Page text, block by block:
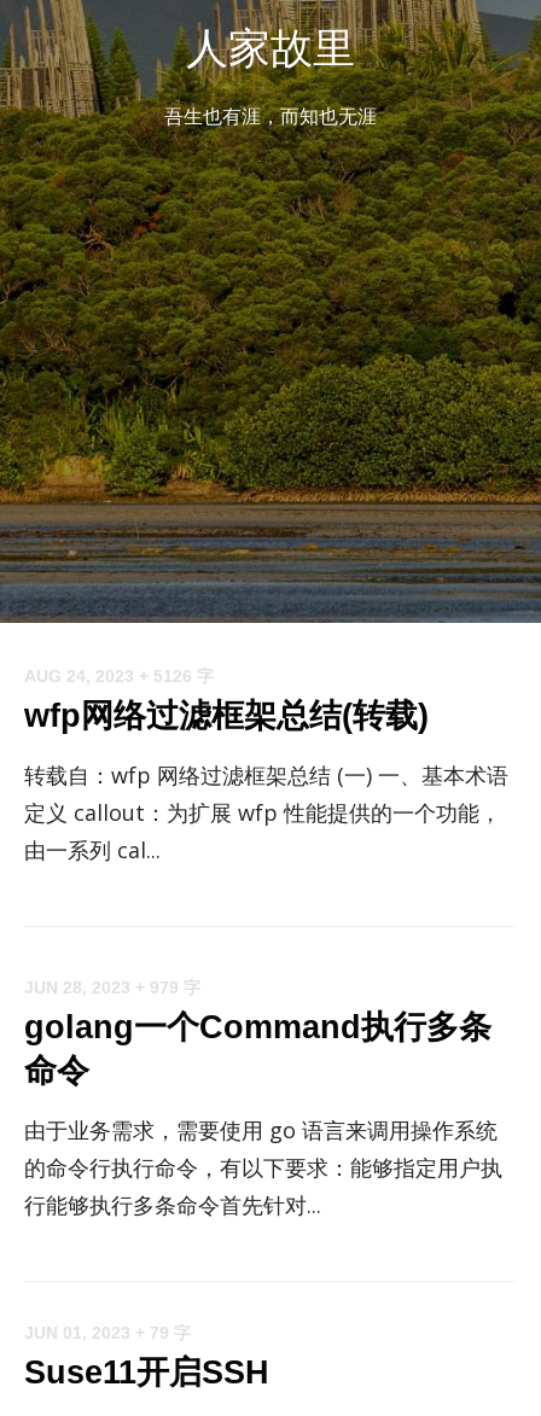
人家故里
吾生也有涯，而知也无涯
AUG 24, 2023 + 5126 字
wfp网络过滤框架总结(转载)
转载自：wfp 网络过滤框架总结 (一) 一、基本术语
定义 call­out：为扩展 wfp 性能提供的一个功能，
由一系列 cal...
JUN 28, 2023 + 979 字
golang一个Command执行多条
命令
由于业务需求，需要使用 go 语言来调用操作系统
的命令行执行命令，有以下要求：能够指定用户执
行能够执行多条命令首先针对...
JUN 01, 2023 + 79 字
Suse11开启SSH